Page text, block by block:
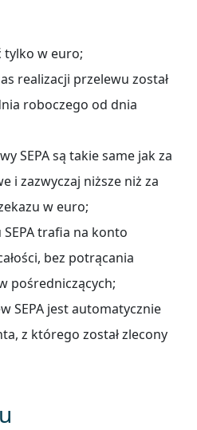
tylko w euro;
realizacji przelewu został
roboczego od dnia
SEPA są takie same jak za
i zazwyczaj niższe niż za
w euro;
trafia na konto
bez potrącania
pośredniczących;
SEPA jest automatycznie
z którego został zlecony